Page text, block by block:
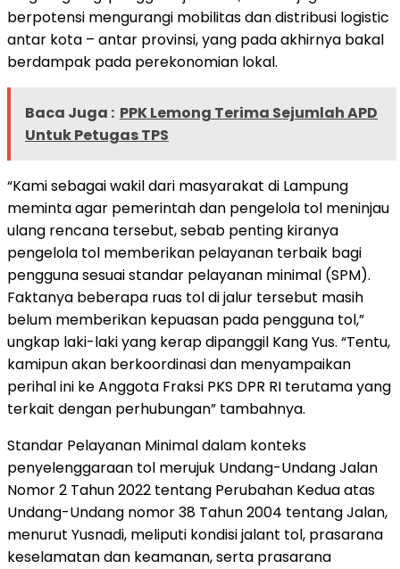
berpotensi mengurangi mobilitas dan distribusi logistic
antar kota – antar provinsi, yang pada akhirnya bakal
berdampak pada perekonomian lokal.
Baca Juga : PPK Lemong Terima Sejumlah APD
Untuk Petugas TPS
“Kami sebagai wakil dari masyarakat di Lampung
meminta agar pemerintah dan pengelola tol meninjau
ulang rencana tersebut, sebab penting kiranya
pengelola tol memberikan pelayanan terbaik bagi
pengguna sesuai standar pelayanan minimal (SPM).
Faktanya beberapa ruas tol di jalur tersebut masih
belum memberikan kepuasan pada pengguna tol,”
ungkap laki-laki yang kerap dipanggil Kang Yus. “Tentu,
kamipun akan berkoordinasi dan menyampaikan
perihal ini ke Anggota Fraksi PKS DPR RI terutama yang
terkait dengan perhubungan” tambahnya.
Standar Pelayanan Minimal dalam konteks
penyelenggaraan tol merujuk Undang-Undang Jalan
Nomor 2 Tahun 2022 tentang Perubahan Kedua atas
Undang-Undang nomor 38 Tahun 2004 tentang Jalan,
menurut Yusnadi, meliputi kondisi jalant tol, prasarana
keselamatan dan keamanan, serta prasarana